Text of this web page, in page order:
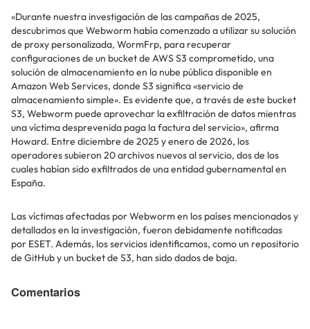
«Durante nuestra investigación de las campañas de 2025,
descubrimos que Webworm había comenzado a utilizar su solución
de proxy personalizada, WormFrp, para recuperar
configuraciones de un bucket de AWS S3 comprometido, una
solución de almacenamiento en la nube pública disponible en
Amazon Web Services, donde S3 significa «servicio de
almacenamiento simple». Es evidente que, a través de este bucket
S3, Webworm puede aprovechar la exfiltración de datos mientras
una víctima desprevenida paga la factura del servicio», afirma
Howard. Entre diciembre de 2025 y enero de 2026, los
operadores subieron 20 archivos nuevos al servicio, dos de los
cuales habían sido exfiltrados de una entidad gubernamental en
España.
Las víctimas afectadas por Webworm en los países mencionados y
detallados en la investigación, fueron debidamente notificadas
por ESET. Además, los servicios identificamos, como un repositorio
de GitHub y un bucket de S3, han sido dados de baja.
Comentarios